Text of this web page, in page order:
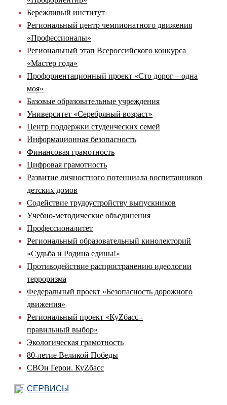
Бережливый институт
Региональный центр чемпионатного движения
«Профессионалы»
Региональный этап Всероссийского конкурса
«Мастер года»
Профориентационный проект «Сто дорог – одна
моя»
Базовые образовательные учреждения
Университет «Серебряный возраст»
Центр поддержки студенческих семей
Информационная безопасность
Финансовая грамотность
Цифровая грамотность
Развитие личностного потенциала воспитанников
детских домов
Содействие трудоустройству выпускников
Учебно-методические объединения
Профессионалитет
Региональный образовательный кинолекторий
«Судьба и Родина едины!»
Противодействие распространению идеологии
терроризма
Федеральный проект «Безопасность дорожного
движения»
Региональный проект «КуZбасс -
правильный выбор»
Экологическая грамотность
80-летие Великой Победы
СВОи Герои. КуZбасс
СЕРВИСЫ